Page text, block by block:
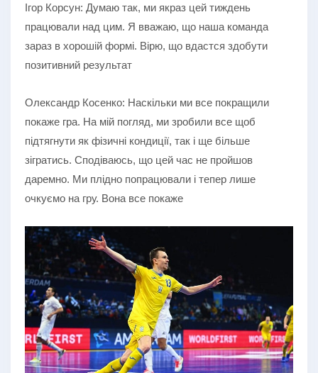
Ігор Корсун: Думаю так, ми якраз цей тиждень
працювали над цим. Я вважаю, що наша команда
зараз в хорошій формі. Вірю, що вдастся здобути
позитивний результат
Олександр Косенко: Наскільки ми все покращили
покаже гра. На мій погляд, ми зробили все щоб
підтягнути як фізичні кондиції, так і ще більше
зігратись. Сподіваюсь, що цей час не пройшов
даремно. Ми плідно попрацювали і тепер лише
очкуємо на гру. Вона все покаже